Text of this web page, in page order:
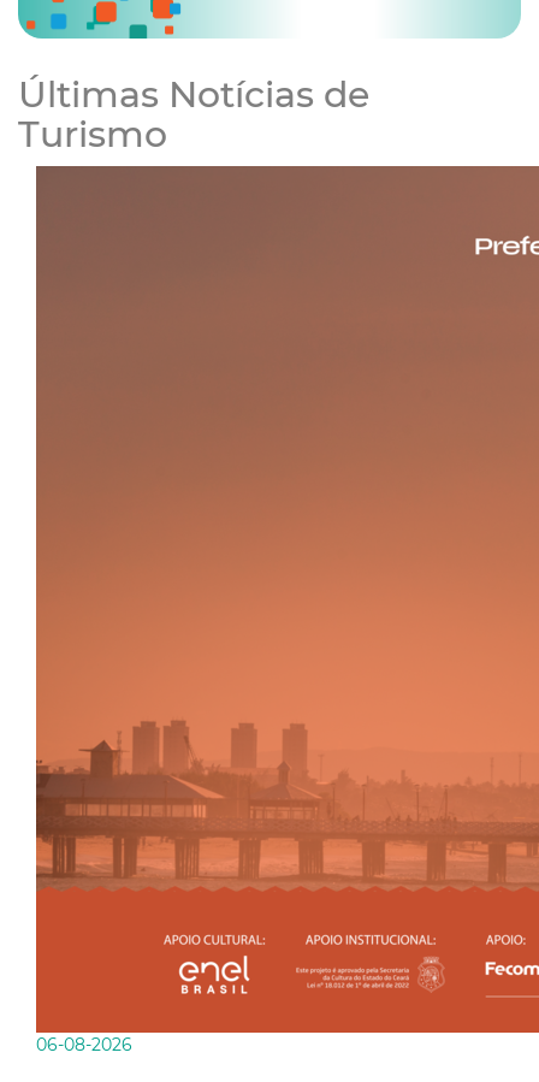
Últimas Notícias de
Turismo
06-08-2026